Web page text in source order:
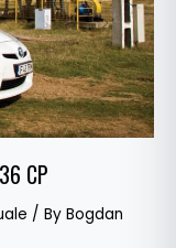
CP
/ By Bogdan